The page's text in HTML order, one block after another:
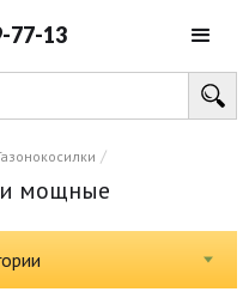
77-13
/
мощные